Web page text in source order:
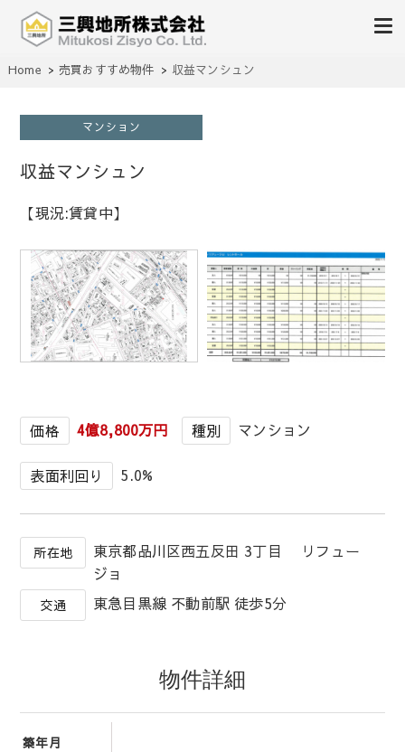
三興地所株式会社
不動産の売買、賃貸、仲介、管理
Home 売買おすすめ物件 収益マンシュン
マンション
収益マンシュン
【現況:賃貸中】
1/1
価格 4億8,800万円 種別 マンション
表面利回り 5.0%
所在地
東京都品川区西五反田 3丁目 リフュー
ジョ
交通 東急目黒線 不動前駅 徒歩5分
物件詳細
築年月